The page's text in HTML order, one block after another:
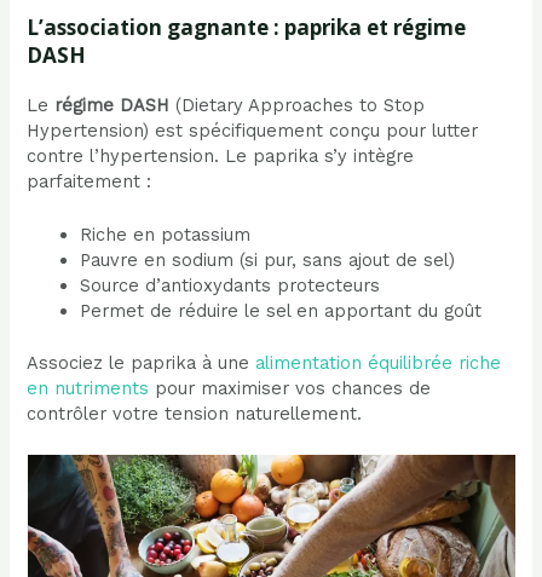
L’association gagnante : paprika et régime
DASH
Le régime DASH (Dietary Approaches to Stop
Hypertension) est spécifiquement conçu pour lutter
contre l’hypertension. Le paprika s’y intègre
parfaitement :
Riche en potassium
Pauvre en sodium (si pur, sans ajout de sel)
Source d’antioxydants protecteurs
Permet de réduire le sel en apportant du goût
Associez le paprika à une alimentation équilibrée riche
en nutriments pour maximiser vos chances de
contrôler votre tension naturellement.